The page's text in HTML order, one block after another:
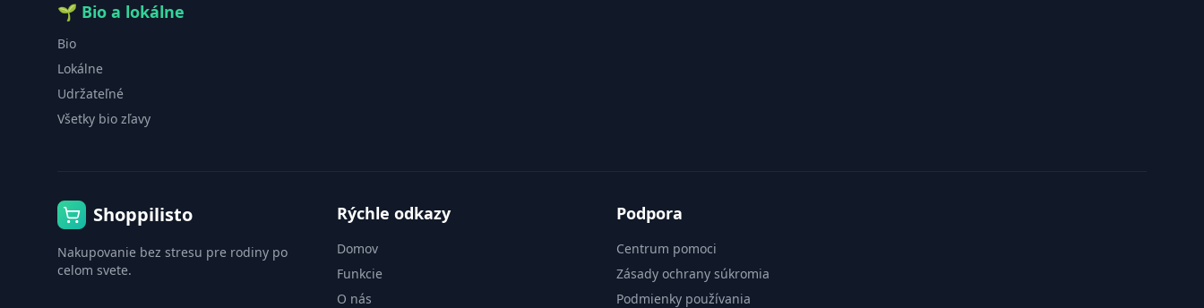
🌱 Bio a lokálne
Bio
Lokálne
Udržateľné
Všetky bio zľavy
Shoppilisto
Nakupovanie bez stresu pre rodiny po
celom svete.
Rýchle odkazy
Domov
Funkcie
O nás
Podpora
Centrum pomoci
Zásady ochrany súkromia
Podmienky používania